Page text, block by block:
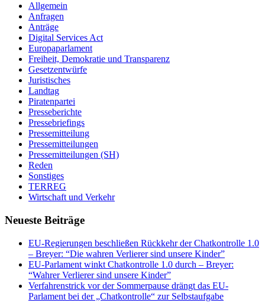
Allgemein
Anfragen
Anträge
Digital Services Act
Europaparlament
Freiheit, Demokratie und Transparenz
Gesetzentwürfe
Juristisches
Landtag
Piratenpartei
Presseberichte
Pressebriefings
Pressemitteilung
Pressemitteilungen
Pressemitteilungen (SH)
Reden
Sonstiges
TERREG
Wirtschaft und Verkehr
Neueste Beiträge
EU-Regierungen beschließen Rückkehr der Chatkontrolle 1.0
– Breyer: “Die wahren Verlierer sind unsere Kinder”
EU-Parlament winkt Chatkontrolle 1.0 durch – Breyer:
“Wahrer Verlierer sind unsere Kinder”
Verfahrenstrick vor der Sommerpause drängt das EU-
Parlament bei der „Chatkontrolle“ zur Selbstaufgabe